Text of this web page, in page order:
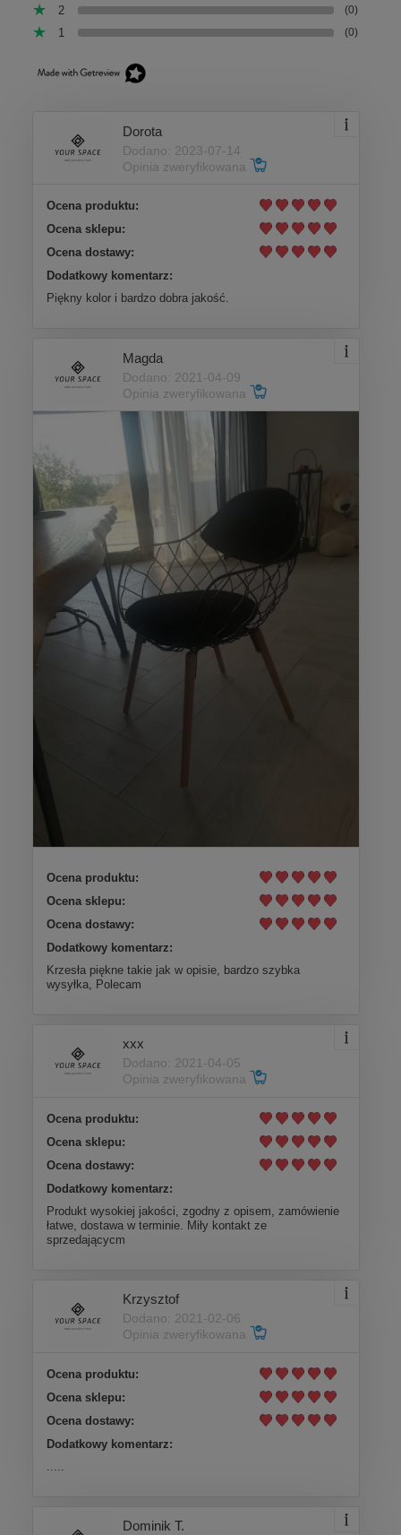
2 (0)
1 (0)
Dorota
Dodano: 2023-07-14
Opinia zweryfikowana
Ocena produktu:
Ocena sklepu:
Ocena dostawy:
Dodatkowy komentarz:
Piękny kolor i bardzo dobra jakość.
Magda
Dodano: 2021-04-09
Opinia zweryfikowana
Ocena produktu:
Ocena sklepu:
Ocena dostawy:
Dodatkowy komentarz:
Krzesła piękne takie jak w opisie, bardzo szybka
wysyłka, Polecam
xxx
Dodano: 2021-04-05
Opinia zweryfikowana
Ocena produktu:
Ocena sklepu:
Ocena dostawy:
Dodatkowy komentarz:
Produkt wysokiej jakości, zgodny z opisem, zamówienie
łatwe, dostawa w terminie. Miły kontakt ze
sprzedającycm
Krzysztof
Dodano: 2021-02-06
Opinia zweryfikowana
Ocena produktu:
Ocena sklepu:
Ocena dostawy:
Dodatkowy komentarz:
Dominik T.